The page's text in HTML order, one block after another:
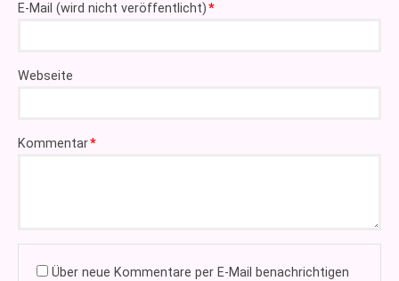
Pflichtfeld
E-Mail (wird nicht veröffentlicht)*
Webseite
Pflichtfeld
Kommentar*
Über neue Kommentare per E-Mail benachrichtigen